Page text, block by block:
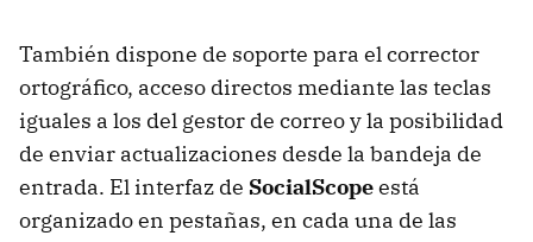
También dispone de soporte para el corrector
ortográfico, acceso directos mediante las teclas
iguales a los del gestor de correo y la posibilidad
de enviar actualizaciones desde la bandeja de
entrada. El interfaz de SocialScopeestá
organizado en pestañas, en cada una de las